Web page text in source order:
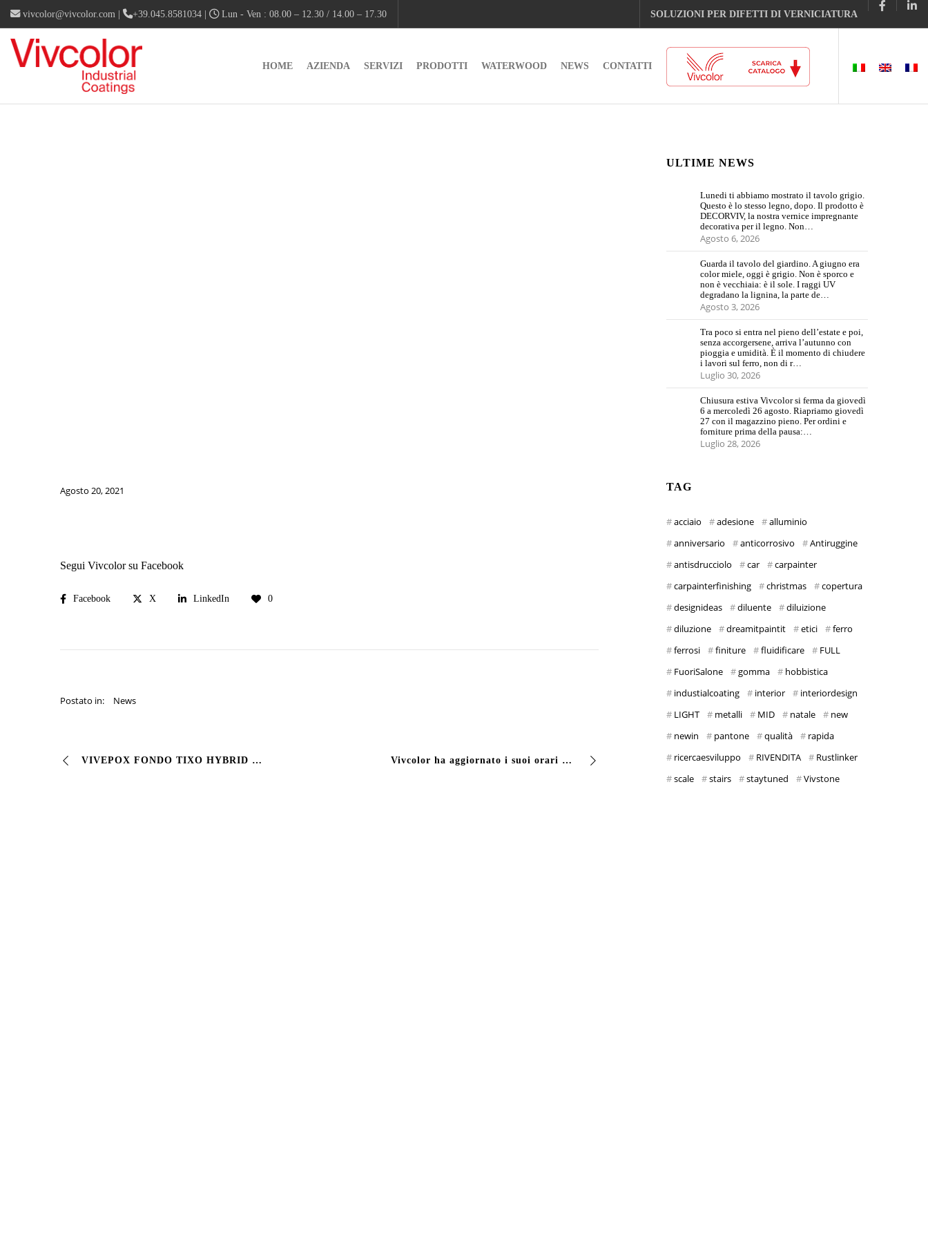
vivcolor@vivcolor.com | +39.045.8581034 | Lun - Ven : 08.00 – 12.30 / 14.00 – 17.30 SOLUZIONI PER DIFETTI DI VERNICIATURA
HOME AZIENDA SERVIZI PRODOTTI WATERWOOD NEWS CONTATTI
Agosto 20, 2021
Segui Vivcolor su Facebook
Facebook X LinkedIn 0
Postato in: News
VIVEPOX FONDO TIXO HYBRID La struttura è stata prima preparata e poi verniciata con un primo strato di VIVEPOX FONDO TIXO HYBRID, con un’ottima #resistenza alla… Vivcolor ha aggiornato i suoi orari di lavoro.
ULTIME NEWS
Lunedi ti abbiamo mostrato il tavolo grigio.
Questo è lo stesso legno, dopo. Il prodotto è
DECORVIV, la nostra vernice impregnante
decorativa per il legno. Non…
Agosto 6, 2026
Guarda il tavolo del giardino. A giugno era
color miele, oggi è grigio. Non è sporco e
non è vecchiaia: è il sole. I raggi UV
degradano la lignina, la parte de…
Agosto 3, 2026
Tra poco si entra nel pieno dell’estate e poi,
senza accorgersene, arriva l’autunno con
pioggia e umidità. È il momento di chiudere
i lavori sul ferro, non di r…
Luglio 30, 2026
Chiusura estiva Vivcolor si ferma da giovedì
6 a mercoledì 26 agosto. Riapriamo giovedì
27 con il magazzino pieno. Per ordini e
forniture prima della pausa:…
Luglio 28, 2026
TAG
acciaio adesione
alluminio
anniversario
anticorrosivo
Antiruggine
antisdrucciolo
car
carpainter
carpainterfinishing
christmas
copertura
designideas
diluente
diluizione
diluzione
dreamitpaintit etici
ferro
ferrosi
finiture fluidificare
FULL
FuoriSalone
gomma
hobbistica
industialcoating
interior
interiordesign
LIGHT
metalli MID natale
new
newin
pantone qualità
rapida
ricercaesviluppo
RIVENDITA
Rustlinker
scale
stairs staytuned Vivstone